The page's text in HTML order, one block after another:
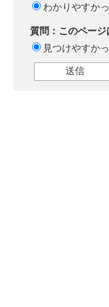
わかりやすか
質問：このページ
見つけやすか